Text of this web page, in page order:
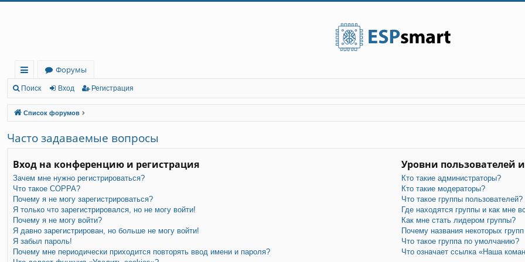
с
ы
лк
и
Форумы
Поиск Вход Регистрация
Список форумов
Часто задаваемые вопросы
Вход на конференцию и регистрация
Зачем мне нужно регистрироваться?
Что такое COPPA?
Почему я не могу зарегистрироваться?
Я только что зарегистрировался, но не могу войти!
Почему я не могу войти?
Я давно зарегистрирован, но больше не могу войти!
Я забыл пароль!
Почему мне периодически приходится повторять ввод имени и пароля?
Уровни пользователей
Кто такие администраторы?
Кто такие модераторы?
Что такое группы пользователей?
Где находятся группы и как мне
Как мне стать лидером группы?
Почему названия некоторых
Что такое группа по умолчанию?
Что означает ссылка «Наша